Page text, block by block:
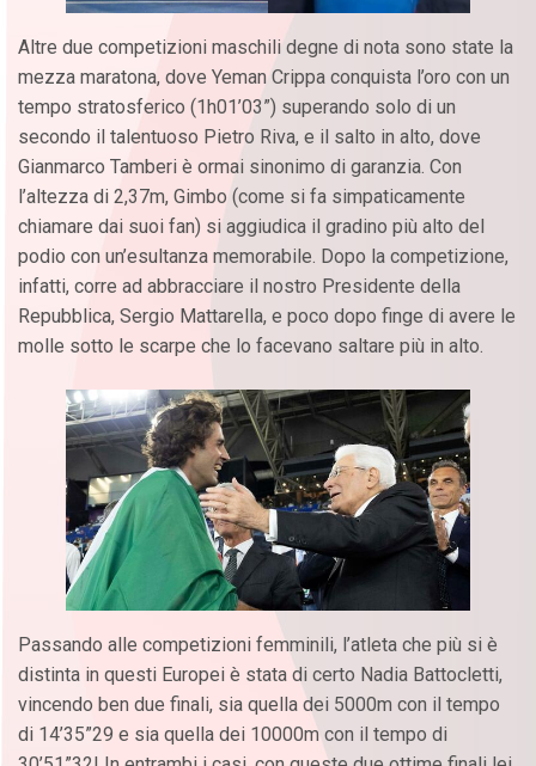
Altre due competizioni maschili degne di nota sono state la
mezza maratona, dove Yeman Crippa conquista l’oro con un
tempo stratosferico (1h01’03”) superando solo di un
secondo il talentuoso Pietro Riva, e il salto in alto, dove
Gianmarco Tamberi è ormai sinonimo di garanzia. Con
l’altezza di 2,37m, Gimbo (come si fa simpaticamente
chiamare dai suoi fan) si aggiudica il gradino più alto del
podio con un’esultanza memorabile. Dopo la competizione,
infatti, corre ad abbracciare il nostro Presidente della
Repubblica, Sergio Mattarella, e poco dopo finge di avere le
molle sotto le scarpe che lo facevano saltare più in alto.
Passando alle competizioni femminili, l’atleta che più si è
distinta in questi Europei è stata di certo Nadia Battocletti,
vincendo ben due finali, sia quella dei 5000m con il tempo
di 14’35”29 e sia quella dei 10000m con il tempo di